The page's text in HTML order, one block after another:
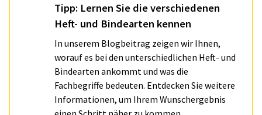
Tipp: Lernen Sie die verschiedenen
Heft- und Bindearten kennen
In unserem Blogbeitrag zeigen wir Ihnen,
worauf es bei den unterschiedlichen Heft- und
Bindearten ankommt und was die
Fachbegriffe bedeuten. Entdecken Sie weitere
Informationen, um Ihrem Wunschergebnis